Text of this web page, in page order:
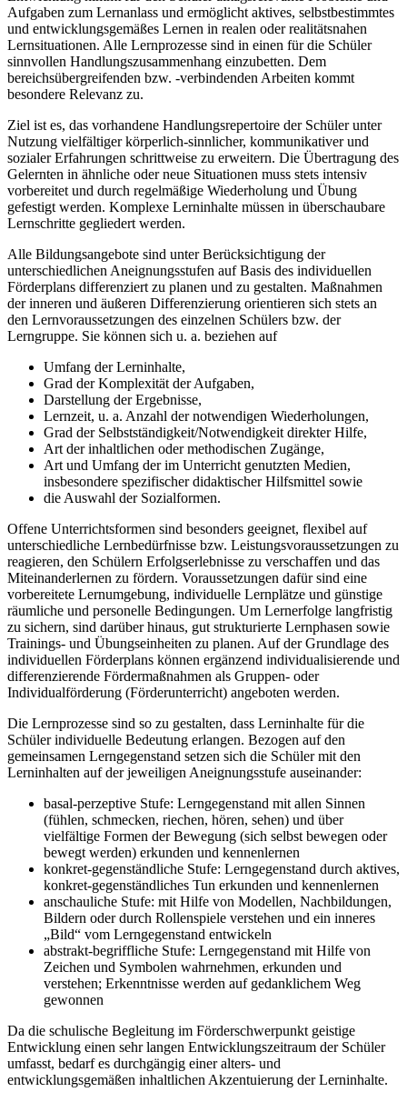
Aufgaben zum Lernanlass und ermöglicht aktives, selbstbestimmtes
und entwicklungsgemäßes Lernen in realen oder realitätsnahen
Lernsituationen. Alle Lernprozesse sind in einen für die Schüler
sinnvollen Handlungszusammenhang einzubetten. Dem
bereichsübergreifenden bzw. -verbindenden Arbeiten kommt
besondere Relevanz zu.
Ziel ist es, das vorhandene Handlungsrepertoire der Schüler unter
Nutzung vielfältiger körperlich-sinnlicher, kommunikativer und
sozialer Erfahrungen schrittweise zu erweitern. Die Übertragung des
Gelernten in ähnliche oder neue Situationen muss stets intensiv
vorbereitet und durch regelmäßige Wiederholung und Übung
gefestigt werden. Komplexe Lerninhalte müssen in überschaubare
Lernschritte gegliedert werden.
Alle Bildungsangebote sind unter Berücksichtigung der
unterschiedlichen Aneignungsstufen auf Basis des individuellen
Förderplans differenziert zu planen und zu gestalten. Maßnahmen
der inneren und äußeren Differenzierung orientieren sich stets an
den Lernvoraussetzungen des einzelnen Schülers bzw. der
Lerngruppe. Sie können sich u. a. beziehen auf
Umfang der Lerninhalte,
Grad der Komplexität der Aufgaben,
Darstellung der Ergebnisse,
Lernzeit, u. a. Anzahl der notwendigen Wiederholungen,
Grad der Selbstständigkeit/Notwendigkeit direkter Hilfe,
Art der inhaltlichen oder methodischen Zugänge,
Art und Umfang der im Unterricht genutzten Medien,
insbesondere spezifischer didaktischer Hilfsmittel sowie
die Auswahl der Sozialformen.
Offene Unterrichtsformen sind besonders geeignet, flexibel auf
unterschiedliche Lernbedürfnisse bzw. Leistungsvoraussetzungen zu
reagieren, den Schülern Erfolgserlebnisse zu verschaffen und das
Miteinanderlernen zu fördern. Voraussetzungen dafür sind eine
vorbereitete Lernumgebung, individuelle Lernplätze und günstige
räumliche und personelle Bedingungen. Um Lernerfolge langfristig
zu sichern, sind darüber hinaus, gut strukturierte Lernphasen sowie
Trainings- und Übungseinheiten zu planen. Auf der Grundlage des
individuellen Förderplans können ergänzend individualisierende und
differenzierende Fördermaßnahmen als Gruppen- oder
Individualförderung (Förderunterricht) angeboten werden.
Die Lernprozesse sind so zu gestalten, dass Lerninhalte für die
Schüler individuelle Bedeutung erlangen. Bezogen auf den
gemeinsamen Lerngegenstand setzen sich die Schüler mit den
Lerninhalten auf der jeweiligen Aneignungsstufe auseinander:
basal-perzeptive Stufe: Lerngegenstand mit allen Sinnen
(fühlen, schmecken, riechen, hören, sehen) und über
vielfältige Formen der Bewegung (sich selbst bewegen oder
bewegt werden) erkunden und kennenlernen
konkret-gegenständliche Stufe: Lerngegenstand durch aktives,
konkret-gegenständliches Tun erkunden und kennenlernen
anschauliche Stufe: mit Hilfe von Modellen, Nachbildungen,
Bildern oder durch Rollenspiele verstehen und ein inneres
„Bild“ vom Lerngegenstand entwickeln
abstrakt-begriffliche Stufe: Lerngegenstand mit Hilfe von
Zeichen und Symbolen wahrnehmen, erkunden und
verstehen; Erkenntnisse werden auf gedanklichem Weg
gewonnen
Da die schulische Begleitung im Förderschwerpunkt geistige
Entwicklung einen sehr langen Entwicklungszeitraum der Schüler
umfasst, bedarf es durchgängig einer alters- und
entwicklungsgemäßen inhaltlichen Akzentuierung der Lerninhalte.